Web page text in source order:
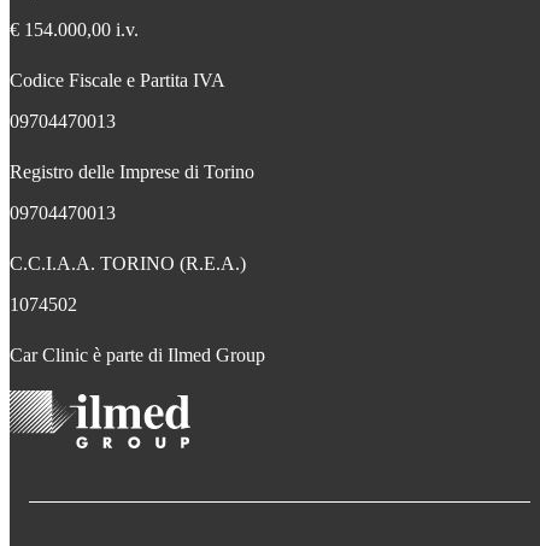
€ 154.000,00 i.v.
Codice Fiscale e Partita IVA
09704470013
Registro delle Imprese di Torino
09704470013
C.C.I.A.A. TORINO (R.E.A.)
1074502
Car Clinic è parte di Ilmed Group